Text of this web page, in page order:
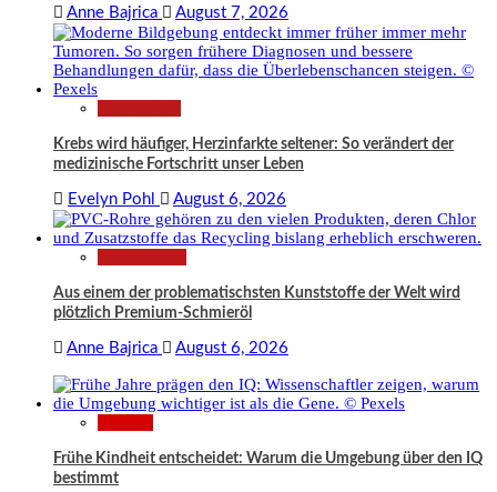
Anne Bajrica August 7, 2026
Krebs wird häufiger, Herzinfarkte seltener: So verändert der
medizinische Fortschritt unser Leben
Evelyn Pohl August 6, 2026
Aus einem der problematischsten Kunststoffe der Welt wird
plötzlich Premium-Schmieröl
Anne Bajrica August 6, 2026
Frühe Kindheit entscheidet: Warum die Umgebung über den IQ
bestimmt